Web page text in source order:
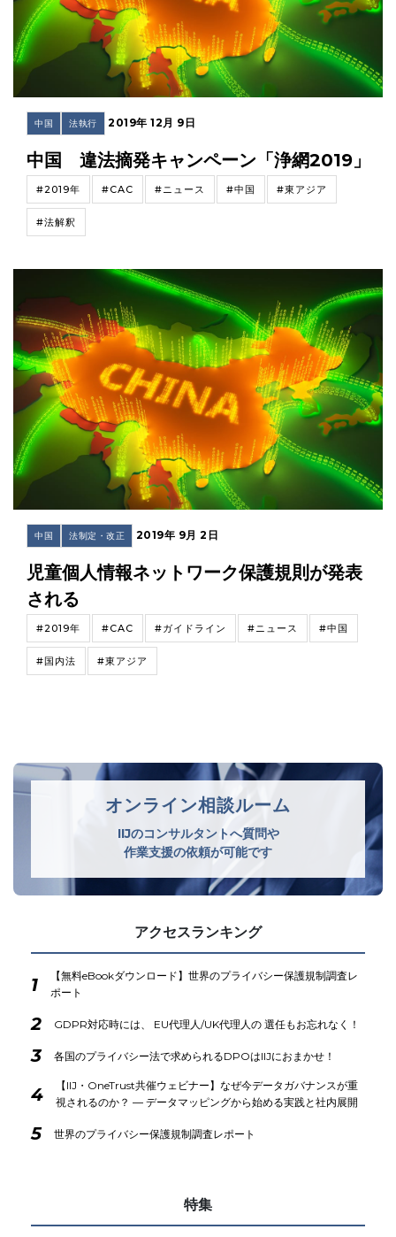
中国 法執行 2019年 12月 9日
中国 違法摘発キャンペーン「浄網2019」
#2019年 #CAC #ニュース #中国 #東アジア
#法解釈
中国 法制定・改正 2019年 9月 2日
児童個人情報ネットワーク保護規則が発表
される
#2019年 #CAC #ガイドライン #ニュース #中国
#国内法 #東アジア
オンライン相談ルーム
IIJのコンサルタントへ質問や
作業支援の依頼が可能です
アクセスランキング
1
【無料eBookダウンロード】世界のプライバシー保護規制調査レ
ポート
2 GDPR対応時には、 EU代理人/UK代理人の 選任もお忘れなく！
3 各国のプライバシー法で求められるDPOはIIJにおまかせ！
4
【IIJ・OneTrust共催ウェビナー】なぜ今データガバナンスが重
視されるのか？ ― データマッピングから始める実践と社内展開
5 世界のプライバシー保護規制調査レポート
特集